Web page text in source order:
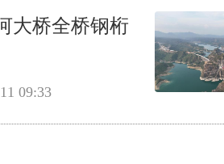
大桥全桥钢桁
09:33